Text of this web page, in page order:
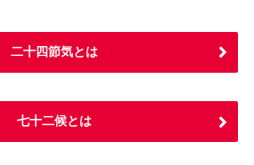
二十四節気とは
七十二候とは